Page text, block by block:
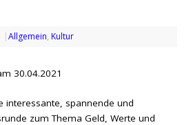
|Allgemein,Kultur
30.04.2021
interessante, spannende und
zum Thema Geld, Werte und